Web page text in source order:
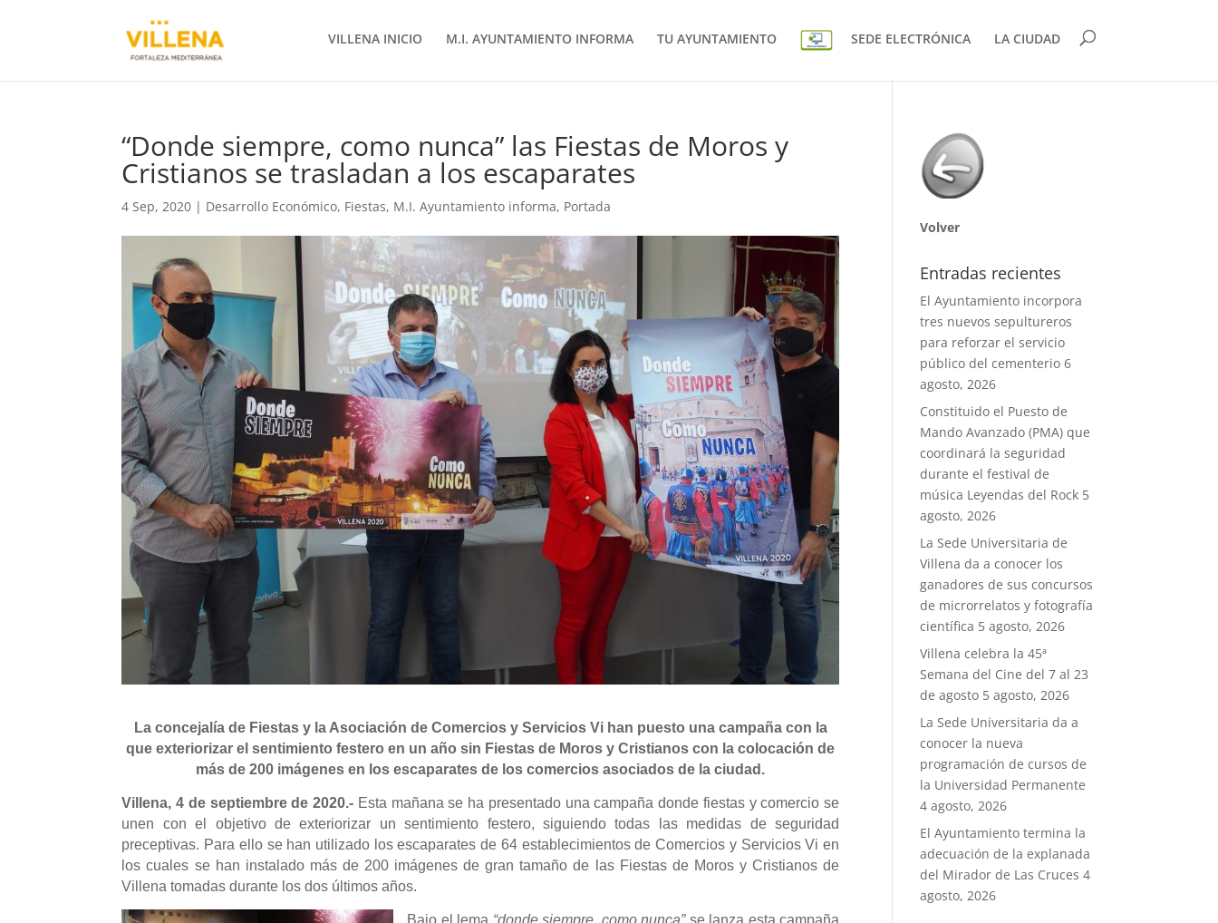
VILLENA INICIO M.I. AYUNTAMIENTO INFORMA TU AYUNTAMIENTO SEDE ELECTRÓNICA LA CIUDAD
“Donde siempre, como nunca” las Fiestas de Moros y
Cristianos se trasladan a los escaparates
4 Sep, 2020 | Desarrollo Económico, Fiestas, M.I. Ayuntamiento informa, Portada
La concejalía de Fiestas y la Asociación de Comercios y Servicios Vi han puesto una campaña con la
que exteriorizar el sentimiento festero en un año sin Fiestas de Moros y Cristianos con la colocación de
más de 200 imágenes en los escaparates de los comercios asociados de la ciudad.
Villena, 4 de septiembre de 2020.- Esta mañana se ha presentado una campaña donde fiestas y comercio se
unen con el objetivo de exteriorizar un sentimiento festero, siguiendo todas las medidas de seguridad
preceptivas. Para ello se han utilizado los escaparates de 64 establecimientos de Comercios y Servicios Vi en
los cuales se han instalado más de 200 imágenes de gran tamaño de las Fiestas de Moros y Cristianos de
Villena tomadas durante los dos últimos años.
Bajo el lema “donde siempre, como nunca”se lanza esta campaña
Volver
Entradas recientes
El Ayuntamiento incorpora
tres nuevos sepultureros
para reforzar el servicio
público del cementerio 6
agosto, 2026
Constituido el Puesto de
Mando Avanzado (PMA) que
coordinará la seguridad
durante el festival de
música Leyendas del Rock 5
agosto, 2026
La Sede Universitaria de
Villena da a conocer los
ganadores de sus concursos
de microrrelatos y fotografía
científica 5 agosto, 2026
Villena celebra la 45ª
Semana del Cine del 7 al 23
de agosto 5 agosto, 2026
La Sede Universitaria da a
conocer la nueva
programación de cursos de
la Universidad Permanente
4 agosto, 2026
El Ayuntamiento termina la
adecuación de la explanada
del Mirador de Las Cruces 4
agosto, 2026